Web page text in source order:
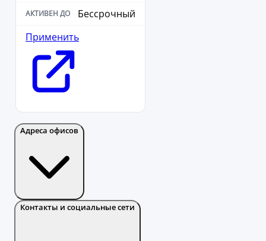
Бессрочный
Применить
Адреса офисов
Контакты и социальные сети